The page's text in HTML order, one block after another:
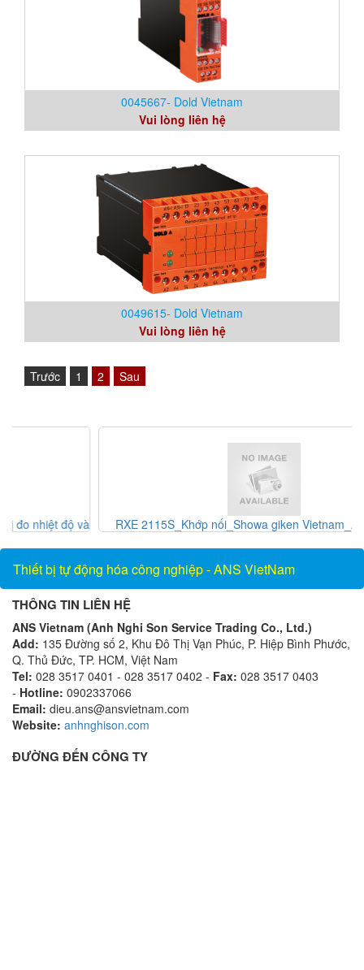
0045667- Dold Vietnam
Vui lòng liên hệ
0049615- Dold Vietnam
Vui lòng liên hệ
Trước 1 2 Sau
RXE 2115S_Khớp nối_Showa giken Vietnam_AnsVietnam
Thiết bị tự động hóa công nghiệp - ANS VietNam
THÔNG TIN LIÊN HỆ
ANS Vietnam (Anh Nghi Son Service Trading Co., Ltd.)
Add: 135 Đường số 2, Khu Đô Thị Vạn Phúc, P. Hiệp Bình Phước,
Q. Thủ Đức, TP. HCM, Việt Nam
Tel: 028 3517 0401 - 028 3517 0402 - Fax: 028 3517 0403
- Hotline: 0902337066
Email: dieu.ans@ansvietnam.com
Website: anhnghison.com
ĐƯỜNG ĐẾN CÔNG TY